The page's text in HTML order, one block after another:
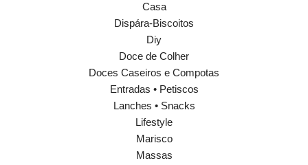
Casa
Dispára-Biscoitos
Diy
Doce de Colher
Doces Caseiros e Compotas
Entradas • Petiscos
Lanches • Snacks
Lifestyle
Marisco
Massas